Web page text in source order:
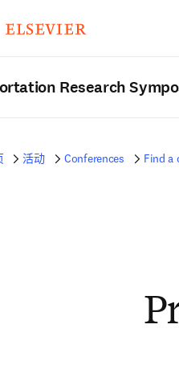
Research
活动 Conferences Find a